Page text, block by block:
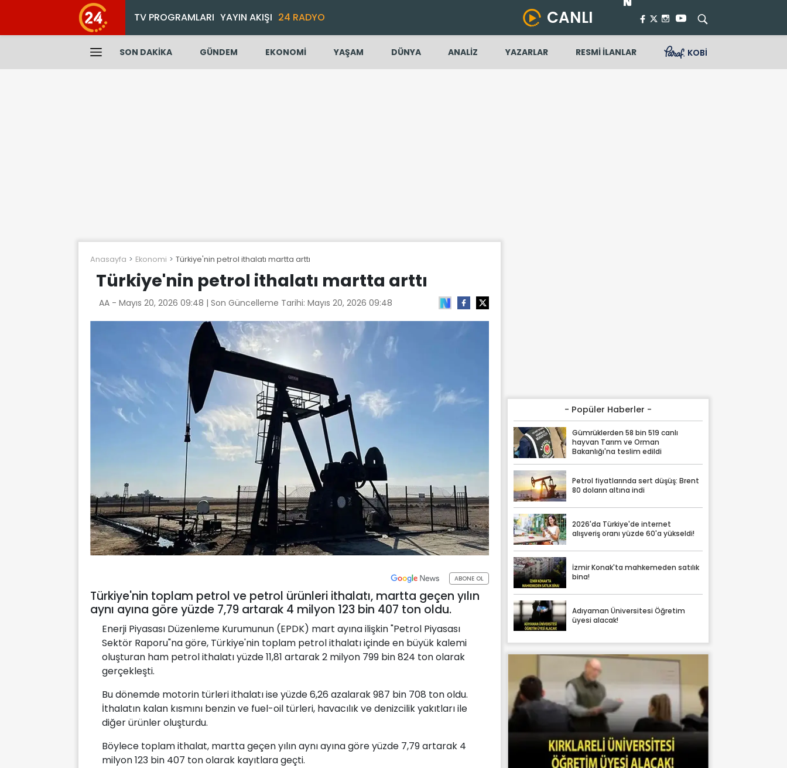
TV PROGRAMLARI YAYIN AKIŞI 24 RADYO CANLI
SON DAKİKA GÜNDEM EKONOMİ YAŞAM DÜNYA ANALİZ YAZARLAR RESMİ İLANLAR KOBİ
Anasayfa Ekonomi Türkiye'nin petrol ithalatı martta arttı
Türkiye'nin petrol ithalatı martta arttı
AA - Mayıs 20, 2026 09:48 | Son Güncelleme Tarihi: Mayıs 20, 2026 09:48
ABONE OL
Türkiye'nin toplam petrol ve petrol ürünleri ithalatı, martta geçen yılın
aynı ayına göre yüzde 7,79 artarak 4 milyon 123 bin 407 ton oldu.
Enerji Piyasası Düzenleme Kurumunun (EPDK) mart ayına ilişkin "Petrol Piyasası
Sektör Raporu"na göre, Türkiye'nin toplam petrol ithalatı içinde en büyük kalemi
oluşturan ham petrol ithalatı yüzde 11,81 artarak 2 milyon 799 bin 824 ton olarak
gerçekleşti.
Bu dönemde motorin türleri ithalatı ise yüzde 6,26 azalarak 987 bin 708 ton oldu.
İthalatın kalan kısmını benzin ve fuel-oil türleri, havacılık ve denizcilik yakıtları ile
diğer ürünler oluşturdu.
Böylece toplam ithalat, martta geçen yılın aynı ayına göre yüzde 7,79 artarak 4
milyon 123 bin 407 ton olarak kayıtlara geçti.
- Popüler Haberler -
Gümrüklerden 58 bin 519 canlı
hayvan Tarım ve Orman
Bakanlığı'na teslim edildi
Petrol fiyatlarında sert düşüş: Brent
80 doların altına indi
2026'da Türkiye'de internet
alışveriş oranı yüzde 60'a yükseldi!
İzmir Konak'ta mahkemeden satılık
bina!
Adıyaman Üniversitesi Öğretim
üyesi alacak!